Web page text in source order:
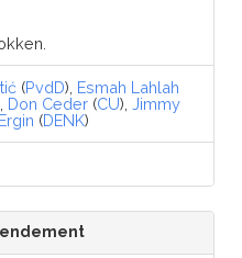
(PvdD), Esmah Lahlah
Don Ceder (CU),Jimmy
(DENK)